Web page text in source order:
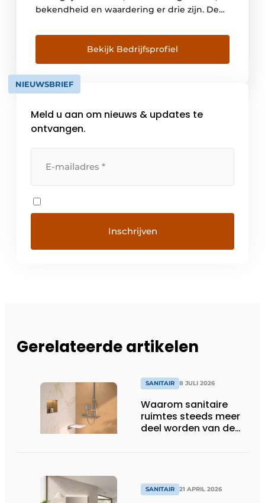
bekendheid en waardering er drie zijn. De
over een langere periode absoluut
hoogwaardig en betrouwbaar moet blijken
te zijn. De geschiedenis en continuïteit van
een merk worden steeds […]
Bekijk Bedrijfsprofiel
NIEUWSBRIEF
Meld u aan om nieuws & updates te
ontvangen.
Gerelateerde artikelen
SANITAIR 8 JULI 2026
Waarom sanitaire
ruimtes steeds meer
deel worden van de
SANITAIR 21 APRIL 2026